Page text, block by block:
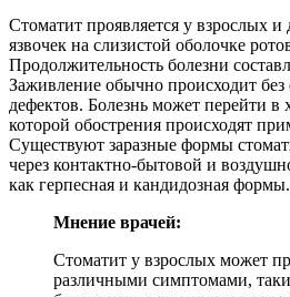
Стоматит проявляется у взрослых и
язвочек на слизистой оболочке
Продолжительность болезни
Заживление обычно происходит без
дефектов. Болезнь может перейти
которой обострения происходят
Существуют заразные формы
через контактно-бытовой и
как герпесная и кандидозная формы.
Мнение врачей:
Стоматит у взрослых может
различными симптомами,